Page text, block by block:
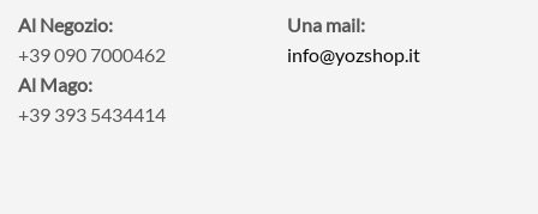
Al Negozio:
+39 090 7000462
Al Mago:
+39 393 5434414
Una mail:
info@yozshop.it